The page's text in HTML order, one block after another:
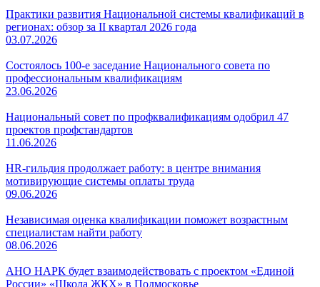
Практики развития Национальной системы квалификаций в
регионах: обзор за II квартал 2026 года
03.07.2026
Состоялось 100-е заседание Национального совета по
профессиональным квалификациям
23.06.2026
Национальный совет по профквалификациям одобрил 47
проектов профстандартов
11.06.2026
HR-гильдия продолжает работу: в центре внимания
мотивирующие системы оплаты труда
09.06.2026
Независимая оценка квалификации поможет возрастным
специалистам найти работу
08.06.2026
АНО НАРК будет взаимодействовать с проектом «Единой
России» «Школа ЖКХ» в Подмосковье